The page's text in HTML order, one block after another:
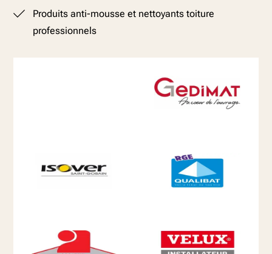
Produits anti-mousse et nettoyants toiture
professionnels